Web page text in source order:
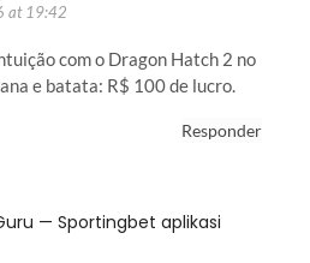
at 19:42
com o Dragon Hatch 2 no
e batata: R$ 100 de lucro.
Responder
— Sportingbet aplikasi